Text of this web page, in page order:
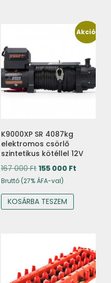
Akció!
K9000XP SR 4087kg
elektromos csörlő
szintetikus kötéllel 12V
167 000Ft Original
price
was:
167
155 000 FtCurrent
Bruttó (27% ÁFA-val)
KOSÁRBA TESZEM